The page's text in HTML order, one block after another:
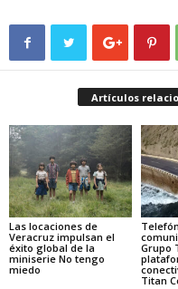
Artículos
Las locaciones de
Veracruz impulsan el
éxito global de la
miniserie No tengo
miedo
Grupo
Titan